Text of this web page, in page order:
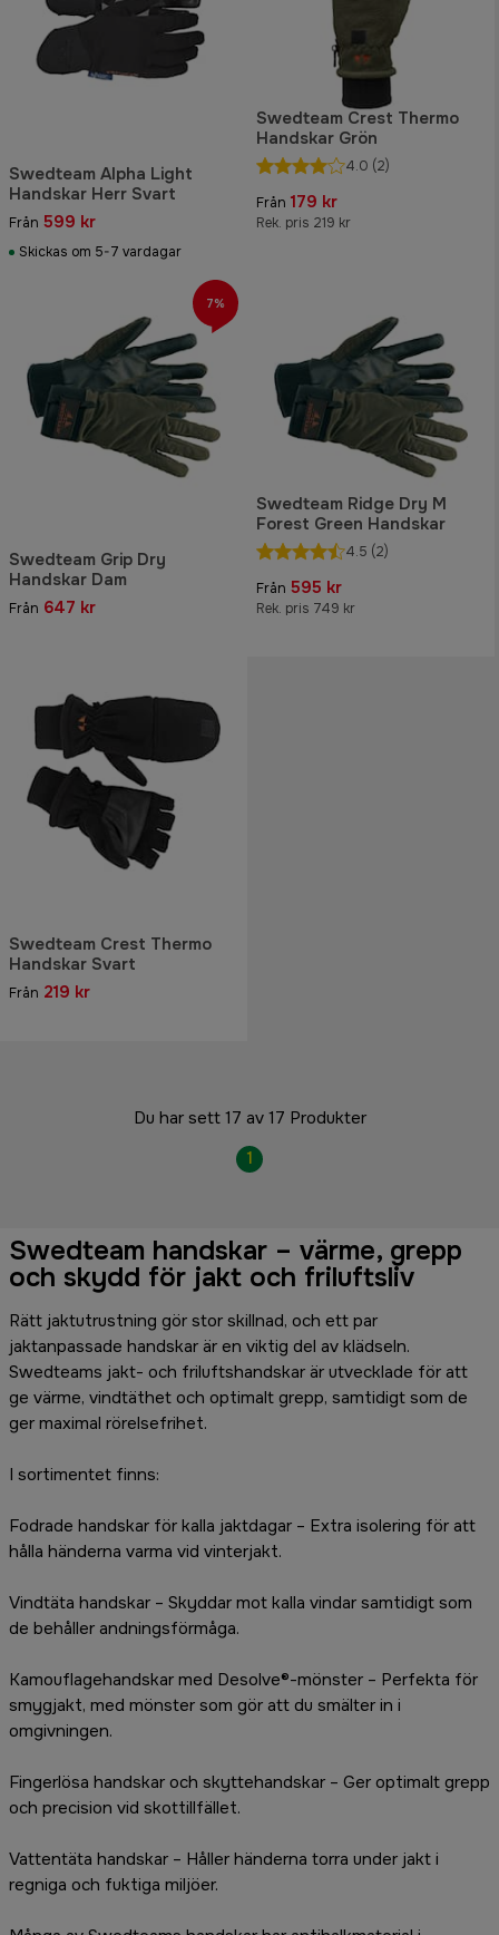
Swedteam Alpha Light
Handskar Herr Svart
Från 599 kr
Skickas om 5-7 vardagar
Swedteam Crest Thermo
Handskar Grön
4.0 (2)
Från 179 kr
Rek. pris 219 kr
Swedteam Grip Dry
Handskar Dam
Från 647 kr
7%
Swedteam Ridge Dry M
Forest Green Handskar
4.5 (2)
Från 595 kr
Rek. pris 749 kr
Swedteam Crest Thermo
Handskar Svart
Från 219 kr
Du har sett 17 av 17 Produkter
1
Swedteam handskar – värme, grepp
och skydd för jakt och friluftsliv
Rätt jaktutrustning gör stor skillnad, och ett par
jaktanpassade handskar är en viktig del av klädseln.
Swedteams jakt- och friluftshandskar är utvecklade för att
ge värme, vindtäthet och optimalt grepp, samtidigt som de
ger maximal rörelsefrihet.
I sortimentet finns:
Fodrade handskar för kalla jaktdagar – Extra isolering för att
hålla händerna varma vid vinterjakt.
Vindtäta handskar – Skyddar mot kalla vindar samtidigt som
de behåller andningsförmåga.
Kamouflagehandskar med Desolve®-mönster – Perfekta för
smygjakt, med mönster som gör att du smälter in i
omgivningen.
Fingerlösa handskar och skyttehandskar – Ger optimalt grepp
och precision vid skottillfället.
Vattentäta handskar – Håller händerna torra under jakt i
regniga och fuktiga miljöer.